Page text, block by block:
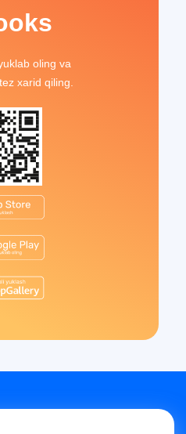
oling va
xarid qiling.